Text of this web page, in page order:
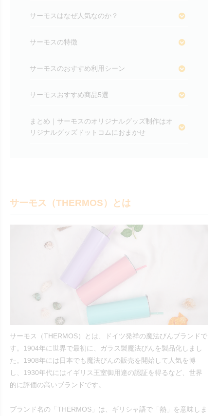
サーモスはなぜ人気なのか？
サーモスの特徴
サーモスのおすすめ利用シーン
サーモスおすすめ商品5選
まとめ｜サーモスのオリジナルグッズ制作はオ
リジナルグッズドットコムにおまかせ
サーモス（THERMOS）とは
サーモス（THERMOS）とは、ドイツ発祥の魔法びんブランドで
す。1904年に世界で最初に、ガラス製魔法びんを製品化しまし
た。1908年には日本でも魔法びんの販売を開始して人気を博
し、1930年代にはイギリス王室御用達の認証を得るなど、世界
的に評価の高いブランドです。
ブランド名の「THERMOS」は、ギリシャ語で「熱」を意味しま